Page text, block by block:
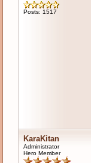
Posts: 1517
KaraKitan
Administrator
Hero Member